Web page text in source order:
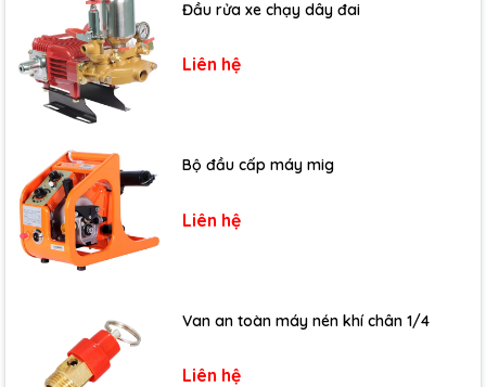
Đầu rửa xe chạy dây đai
Liên hệ
Bộ đầu cấp máy mig
Liên hệ
Van an toàn máy nén khí chân 1/4
Liên hệ